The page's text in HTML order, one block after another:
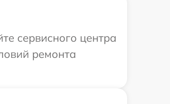
сервисного центра
ремонта